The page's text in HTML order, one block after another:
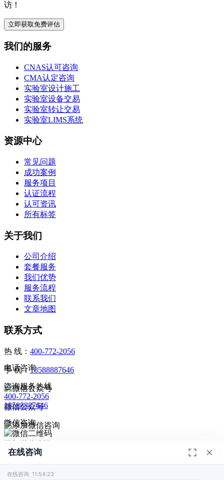
访！
立即获取免费评估
我们的服务
CNAS认可咨询
CMA认定咨询
实验室设计施工
实验室设备交易
实验室转让交易
实验室LIMS系统
资源中心
常见问题
成功案例
服务项目
认证流程
认可资讯
所有标签
关于我们
公司介绍
套餐服务
我们优势
服务流程
联系我们
文章地图
联系方式
热 线： 400-772-2056
手 机：18588887646
微信公众号
© 2026深圳市德恺检测有限公司版权所有 -宣传册|粤ICP备
2025393459号-1
电话咨询
咨询服务热线
400-772-2056
18588887646
微信咨询
扫码添加微信咨询
给我回电
在线咨询
在线咨询 11:54:23